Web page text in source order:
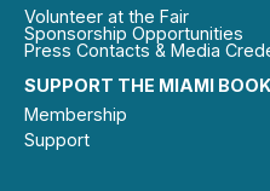
SUPPORT THE MIAMI
Membership
Support
Volunteer at the Fair
Sponsorship Opportunities
Press Contacts & Media